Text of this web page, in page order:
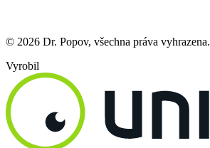
© 2026 Dr. Popov, všechna práva vyhrazena.
Vyrobil